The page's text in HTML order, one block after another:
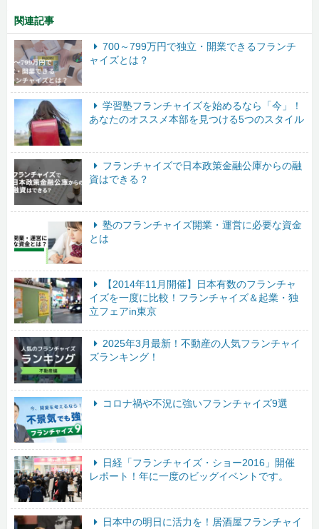
関連記事
700～799万円で独立・開業できるフランチ
ャイズとは？
学習塾フランチャイズを始めるなら「今」！
あなたのオススメ本部を見つける5つのスタイル
フランチャイズで日本政策金融公庫からの融
資はできる？
塾のフランチャイズ開業・運営に必要な資金
とは
【2014年11月開催】日本有数のフランチャ
イズを一度に比較！フランチャイズ＆起業・独
立フェアin東京
2025年3月最新！不動産の人気フランチャイ
ズランキング！
コロナ禍や不況に強いフランチャイズ9選
日経「フランチャイズ・ショー2016」開催
レポート！年に一度のビッグイベントです。
日本中の明日に活力を！居酒屋フランチャイ